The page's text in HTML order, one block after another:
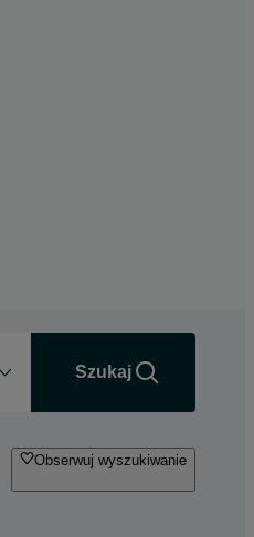
Szukaj
Obserwuj wyszukiwanie